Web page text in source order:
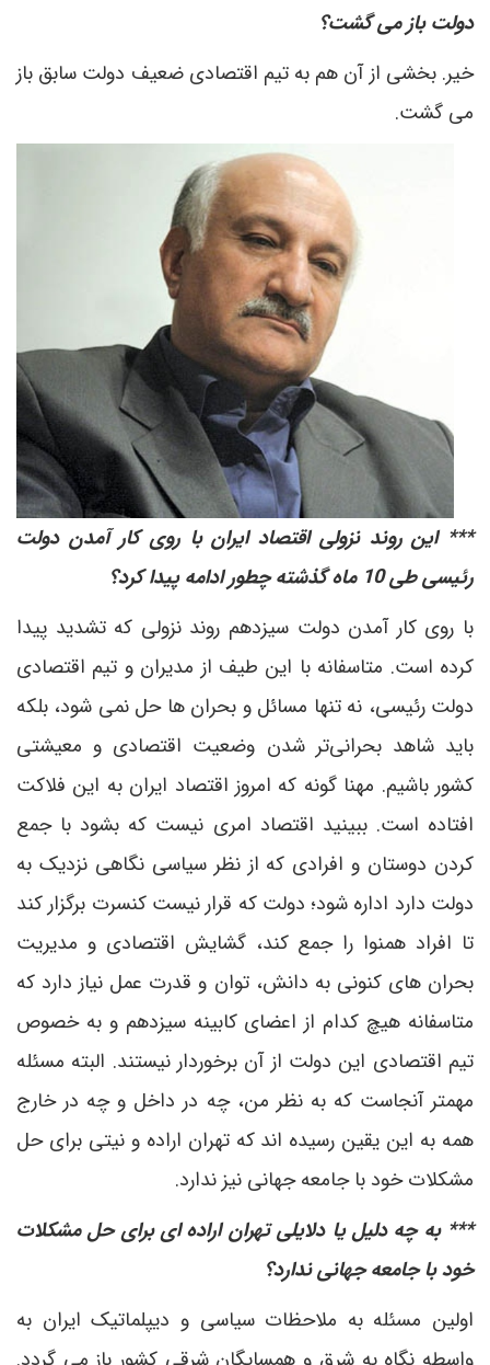
دولت باز می گشت؟
خیر. بخشی از آن هم به تیم اقتصادی ضعیف دولت سابق باز
می گشت.
*** این روند نزولی اقتصاد ایران با روی کار آمدن دولت
رئیسی طی 10 ماه گذشته چطور ادامه پیدا کرد؟
با روی کار آمدن دولت سیزدهم روند نزولی که تشدید پیدا
کرده است. متاسفانه با این طیف از مدیران و تیم اقتصادی
دولت رئیسی، نه تنها مسائل و بحران ها حل نمی شود، بلکه
باید شاهد بحرانی‌تر شدن وضعیت اقتصادی و معیشتی
کشور باشیم. مهنا گونه که امروز اقتصاد ایران به این فلاکت
افتاده است. ببینید اقتصاد امری نیست که بشود با جمع
کردن دوستان و افرادی که از نظر سیاسی نگاهی نزدیک به
دولت دارد اداره شود؛ دولت که قرار نیست کنسرت برگزار کند
تا افراد همنوا را جمع کند، گشایش اقتصادی و مدیریت
بحران های کنونی به دانش، توان و قدرت عمل نیاز دارد که
متاسفانه هیچ کدام از اعضای کابینه سیزدهم و به خصوص
تیم اقتصادی این دولت از آن برخوردار نیستند. البته مسئله
مهمتر آنجاست که به نظر من، چه در داخل و چه در خارج
همه به این یقین رسیده اند که تهران اراده‌ و نیتی برای حل
مشکلات خود با جامعه جهانی نیز ندارد.
*** به چه دلیل یا دلایلی تهران اراده ای برای حل مشکلات
خود با جامعه جهانی ندارد؟
اولین مسئله به ملاحظات سیاسی و دیپلماتیک ایران به